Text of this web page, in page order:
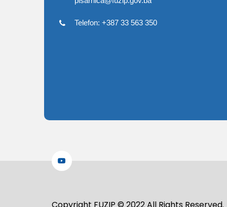
Telefon: +387 33 563 350